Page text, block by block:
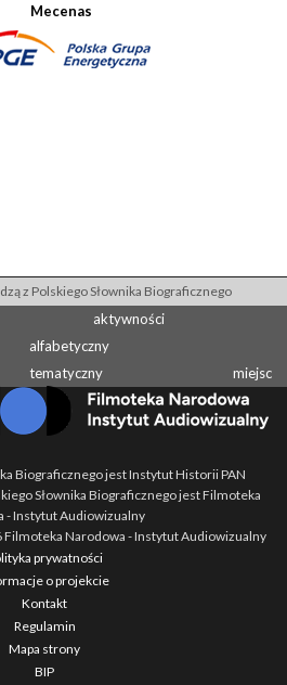
Mecenas
z Polskiego Słownika Biograficznego
aktywności
alfabetyczny
tematyczny
miejsc
Biograficznego jest Instytut Historii PAN
Słownika Biograficznego jest Filmoteka
- Instytut Audiowizualny
Filmoteka Narodowa - Instytut Audiowizualny
prywatności
o projekcie
Kontakt
Regulamin
Mapa strony
BIP